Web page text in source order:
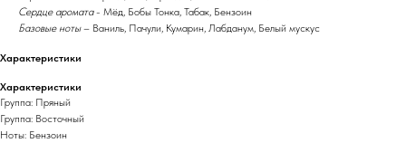
Сердце аромата- Мёд, Бобы Тонка, Табак, Бензоин
Базовые ноты– Ваниль, Пачули, Кумарин, Лабданум, Белый мускус
Характеристики
Характеристики
Группа: Пряный
Группа: Восточный
Ноты: Бензоин